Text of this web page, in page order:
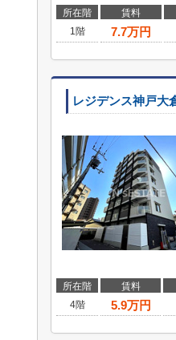
所在階 賃料
1階
7.7万円
レジデンス神戸大
所在階 賃料
4階
5.9万円